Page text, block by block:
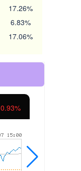
17.26%
6.83%
17.06%
1.01%